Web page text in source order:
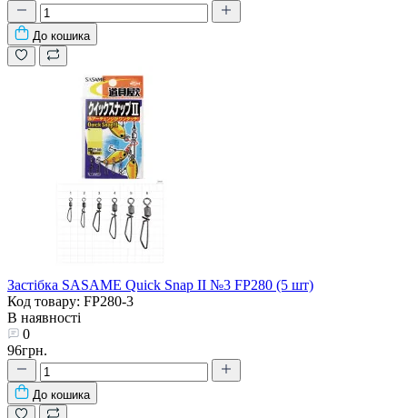
До кошика
Застібка SASAME Quick Snap II №3 FP280 (5 шт)
Код товару: FP280-3
В наявності
0
96грн.
До кошика